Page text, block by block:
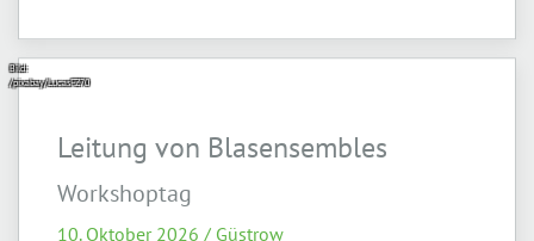
Bild:
/pixabay/LucasFZ70
Leitung von Blasensembles
Workshoptag
10. Oktober 2026 / Güstrow